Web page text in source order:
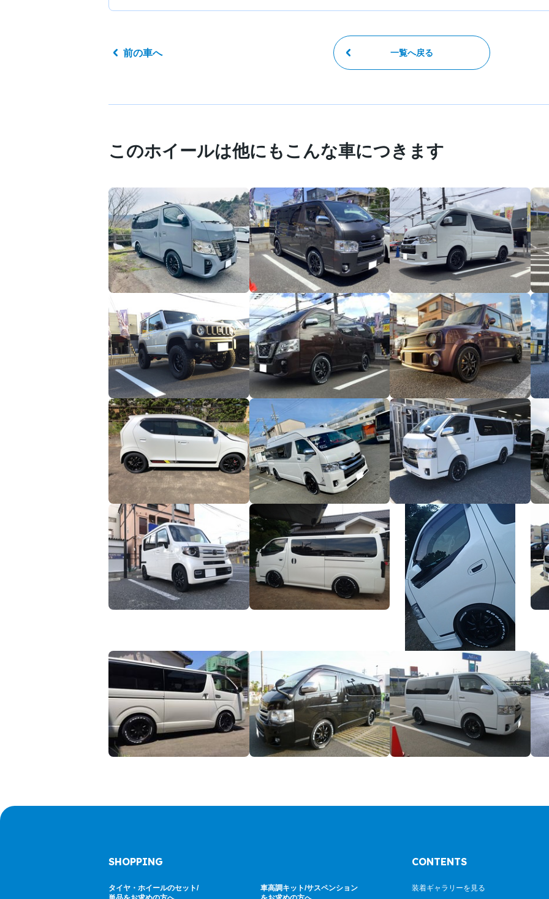
前の車へ 一覧へ戻る
このホイールは他にもこんな車につきます
SHOPPING
タイヤ・ホイールのセット/
車高調キット/サスペンション
CONTENTS
装着ギャラリーを見る